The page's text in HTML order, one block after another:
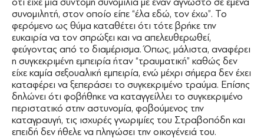
συνομιλητή, στον οποίο είπε “έλα εδώ, τον έχω”. Το
φερόμενο ως θύμα καταθέτει ότι τότε βρήκε την
ευκαιρία να τον σπρώξει και να απελευθερωθεί,
φεύγοντας από το διαμέρισμα. Όπως, μάλιστα, αναφέρει
η συγκεκριμένη εμπειρία ήταν “τραυματική” καθώς δεν
είχε καμία σεξουαλική εμπειρία, ενώ μέχρι σήμερα δεν έχει
καταφέρει να ξεπεράσει το συγκεκριμένο τραύμα. Επίσης
δηλώνει ότι φοβήθηκε να καταγγείλλει το συγκεκριμένο
περιστατικό στην αστυνομία, φοβούμενος την
καταγραυγή, τις ισχυρές γνωριμίες του Στραβοπόδη και
επειδή δεν ήθελε να πληγώσει την οικογένειά του.